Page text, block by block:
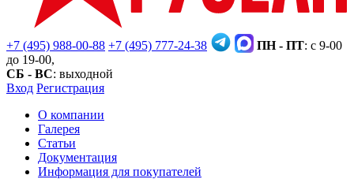
+7 (495) 988-00-88 +7 (495) 777-24-38 ПН - ПТ: с 9-00
до 19-00,
СБ - ВС: выходной
Вход Регистрация
О компании
Галерея
Статьи
Документация
Информация для покупателей